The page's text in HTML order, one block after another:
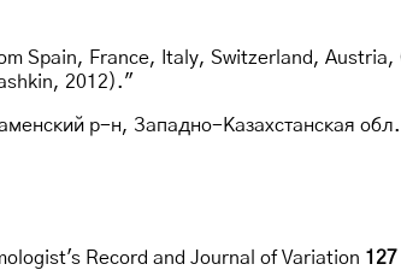
Spain, France, Italy, Switzerland, Austria,
2012)."
р-н, Западно-Казахстанская
Record and Journal of Variation 127